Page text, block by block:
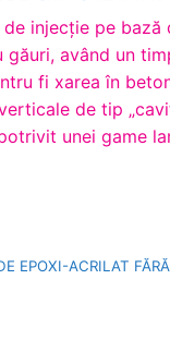
injecţie pe
având un
fi xarea în
de tip
unei game
EPOXI-ACRILAT